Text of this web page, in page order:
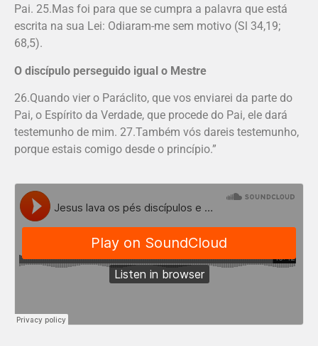
Pai. 25.Mas foi para que se cumpra a palavra que está
escrita na sua Lei: Odiaram-me sem motivo (Sl 34,19;
68,5).
O discípulo perseguido igual o Mestre
26.Quando vier o Paráclito, que vos enviarei da parte do
Pai, o Espírito da Verdade, que procede do Pai, ele dará
testemunho de mim. 27.Também vós dareis testemunho,
porque estais comigo desde o princípio.”